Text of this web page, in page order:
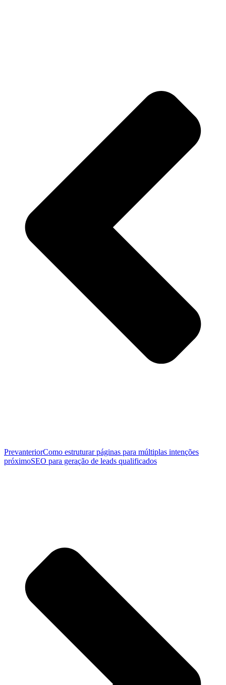
PrevanteriorComo estruturar páginas para múltiplas intenções
próximoSEO para geração de leads qualificados